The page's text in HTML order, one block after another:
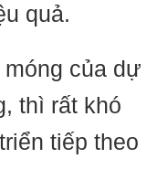
quả.
của dự
thì rất khó
tiếp theo